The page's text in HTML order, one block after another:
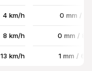
4 km/h 0 mm /
8 km/h 0 mm /
13 km/h 1 mm /